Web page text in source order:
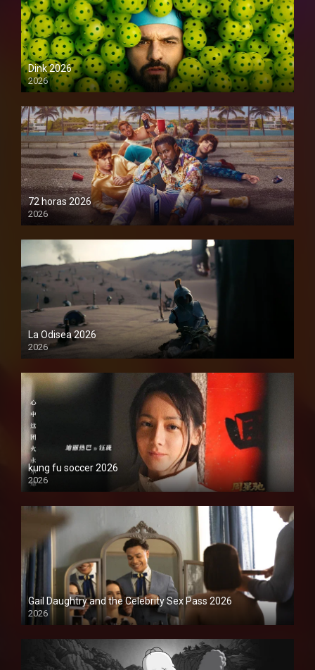
Dink 2026
2026
1080P
72 horas 2026
2026
1080P
La Odisea 2026
2026
1080P
kung fu soccer 2026
2026
1080P
Gail Daughtry and the Celebrity Sex Pass 2026
2026
1080P